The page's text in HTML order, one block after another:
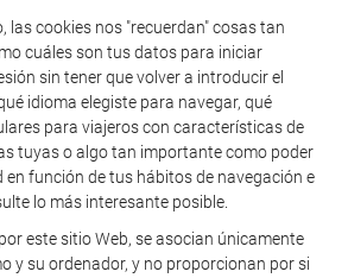
las cookies nos "recuerdan" cosas tan
cuáles son tus datos para iniciar
sin tener que volver a introducir el
idioma elegiste para navegar, qué
para viajeros con características de
tuyas o algo tan importante como poder
función de tus hábitos de navegación e
lo más interesante posible.
este sitio Web, se asocian únicamente
y su ordenador, y no proporcionan por si